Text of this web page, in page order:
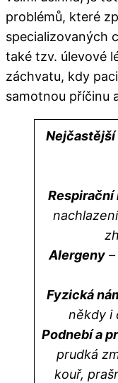
problémů, které
specializovaných
také tzv. úlevové
záchvatu, kdy
samotnou příčinu
Respirační
Alergeny–
Fyzická
někdy i
Podnebí a
prudká
kouř,